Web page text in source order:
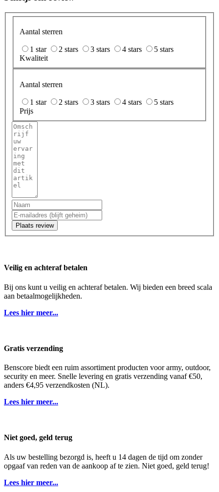
Aantal sterren
1 star 2 stars 3 stars 4 stars
5 stars
Kwaliteit
Aantal sterren
1 star 2 stars 3 stars 4 stars
5 stars
Prijs
Plaats review
Veilig en achteraf betalen
Bij ons kunt u veilig en achteraf betalen. Wij bieden een breed scala
aan betaalmogelijkheden.
Lees hier meer...
Gratis verzending
Benscore biedt een ruim assortiment producten voor army, outdoor,
security en meer. Snelle levering en gratis verzending vanaf €50,
anders €4,95 verzendkosten (NL).
Lees hier meer...
Niet goed, geld terug
Als uw bestelling bezorgd is, heeft u 14 dagen de tijd om zonder
opgaaf van reden van de aankoop af te zien. Niet goed, geld terug!
Lees hier meer...